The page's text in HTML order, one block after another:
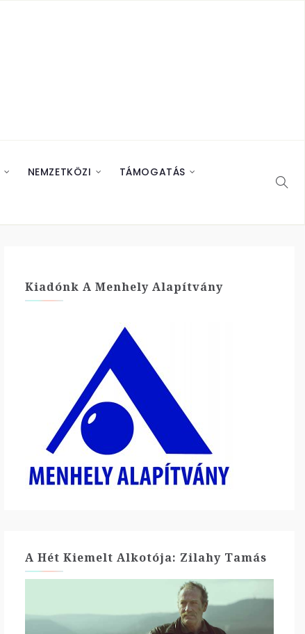
NEMZETKÖZI TÁMOGATÁS
Kiadónk A Menhely Alapítvány
A Hét Kiemelt Alkotója: Zilahy Tamás